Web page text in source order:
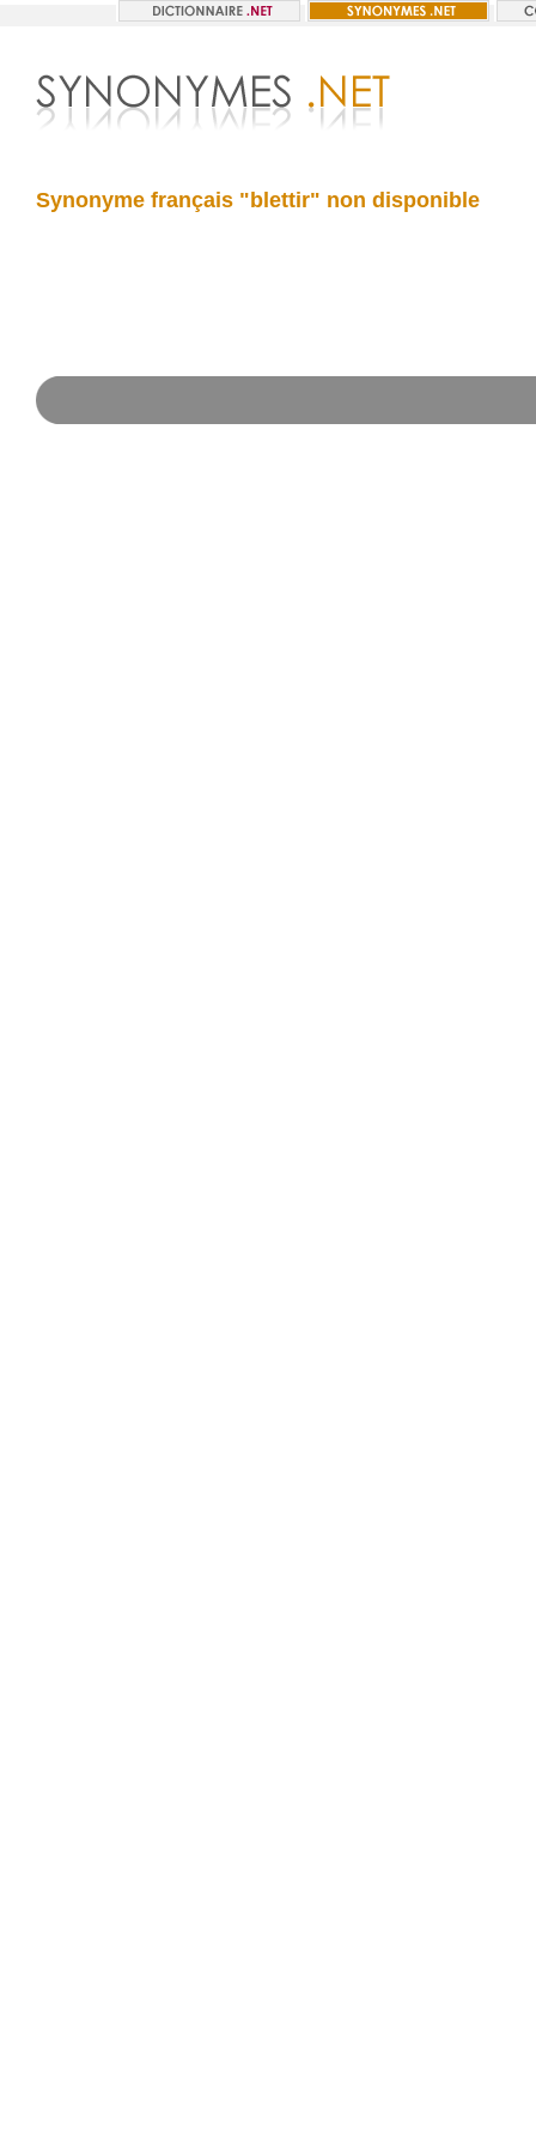
Synonyme français "blettir" non disponible